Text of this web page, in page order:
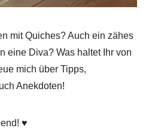
mit Quiches? Auch ein zähes
eine Diva? Was haltet Ihr von
mich über Tipps,
Anekdoten!
♥